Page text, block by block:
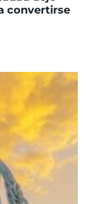
convertirse